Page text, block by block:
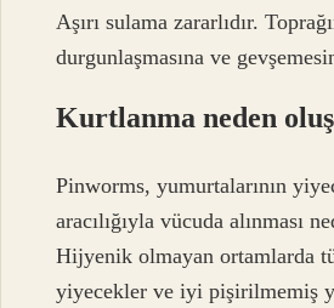
Aşırı sulama zararlıdır.
durgunlaşmasına ve
Kurtlanma neden
Pinworms, yumurtalarının
aracılığıyla vücuda alınması
Hijyenik olmayan ortamlarda
yiyecekler ve iyi pişirilmemiş